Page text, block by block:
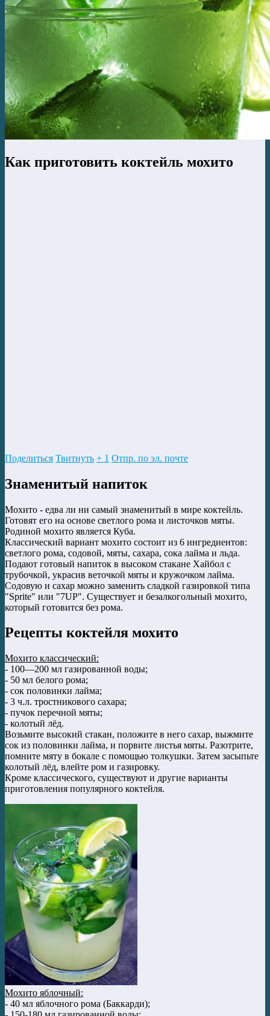
Как приготовить коктейль мохито
Поделиться Твитнуть + 1 Отпр. по эл. почте
Знаменитый напиток
Мохито - едва ли ни самый знаменитый в мире коктейль.
Готовят его на основе светлого рома и листочков мяты.
Родиной мохито является Куба.
Классический вариант мохито состоит из 6 ингредиентов:
светлого рома, содовой, мяты, сахара, сока лайма и льда.
Подают готовый напиток в высоком стакане Хайбол с
трубочкой, украсив веточкой мяты и кружочком лайма.
Содовую и сахар можно заменить сладкой газировкой типа
"Sprite" или "7UP". Существует и безалкогольный мохито,
который готовится без рома.
Рецепты коктейля мохито
Мохито классический:
- 100—200 мл газированной воды;
- 50 мл белого рома;
- сок половинки лайма;
- 3 ч.л. тростникового сахара;
- пучок перечной мяты;
- колотый лёд.
Возьмите высокий стакан, положите в него сахар, выжмите
сок из половинки лайма, и порвите листья мяты. Разотрите,
помните мяту в бокале с помощью толкушки. Затем засыпьте
колотый лёд, влейте ром и газировку.
Кроме классического, существуют и другие варианты
приготовления популярного коктейля.
Мохито яблочный:
- 40 мл яблочного рома (Баккарди);